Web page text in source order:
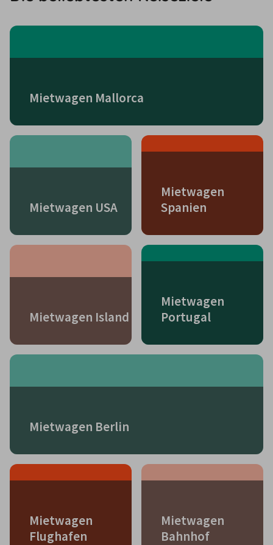
Mietwagen Mallorca
Mietwagen USA
Mietwagen
Spanien
Mietwagen Island
Mietwagen
Portugal
Mietwagen Berlin
Mietwagen
Flughafen
Mietwagen
Bahnhof